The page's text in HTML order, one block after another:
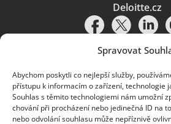
Spravovat
Abychom poskytli co nejlepší služby,
přístupu k informacím o zařízení, technologie
Souhlas s těmito technologiemi nám umožní
chování při procházení nebo jedinečná ID na
nebo odvolání souhlasu může nepříznivě
Deloitte.cz
Pravidla používání|Ochrana osobních údajů|
Deloitte.cz
© 2026. Více informací najdete vPravidlech